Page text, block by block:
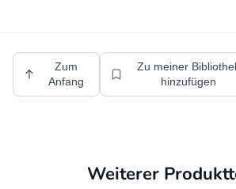
Zum
Anfang
Zu meiner
hinzufügen
Weiterer